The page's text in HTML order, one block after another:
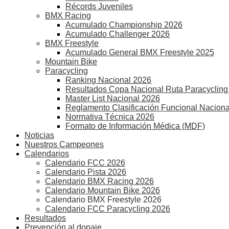
Récords Juveniles
BMX Racing
Acumulado Championship 2026
Acumulado Challenger 2026
BMX Freestyle
Acumulado General BMX Freestyle 2025
Mountain Bike
Paracycling
Ranking Nacional 2026
Resultados Copa Nacional Ruta
Master List Nacional 2026
Reglamento Clasificación Funcional Nacional
Normativa Técnica 2026
Formato de Información Médica (MDF)
Noticias
Nuestros Campeones
Calendarios
Calendario FCC 2026
Calendario Pista 2026
Calendario BMX Racing 2026
Calendario Mountain Bike 2026
Calendario BMX Freestyle 2026
Calendario FCC Paracycling 2026
Resultados
Prevención al dopaje